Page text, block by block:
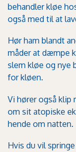
behandler kløe
også med til at
Hør ham blandt
måder at dæmpe
slem kløe og nye
for kløen.
Vi hører også klip
om sit atopiske
hende om natten.
Hvis du vil